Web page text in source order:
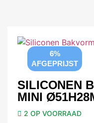
6%
AFGEPRIJST
SILICONEN
MINI
2 OP VOORRAAD